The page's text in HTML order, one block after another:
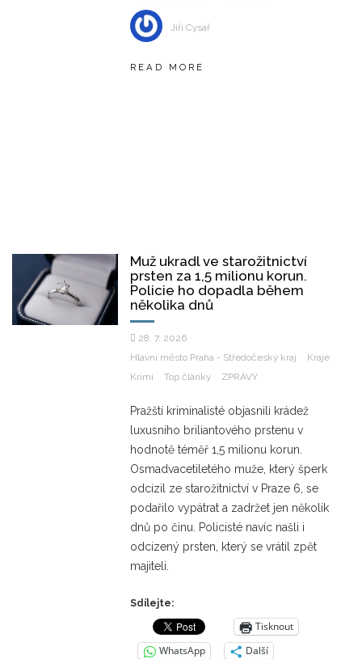
Jiří Cysař
READ MORE
Muž ukradl ve starožitnictví
prsten za 1,5 milionu korun.
Policie ho dopadla během
několika dnů
28. 7. 2026
Hlavní město Praha - Středočeský kraj
Kraje
Krimi
Top články ZPRÁVY
Pražští kriminalisté objasnili krádež
luxusního briliantového prstenu v
hodnotě téměř 1,5 milionu korun.
Osmadvacetiletého muže, který šperk
odcizil ze starožitnictví v Praze 6, se
podařilo vypátrat a zadržet jen několik
dnů po činu. Policisté navíc našli i
odcizený prsten, který se vrátil zpět
majiteli.
Sdílejte:
Tisknout
WhatsApp
Další